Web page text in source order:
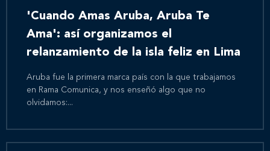
'Cuando Amas Aruba, Aruba Te
Ama': así organizamos el
relanzamiento de la isla feliz en Lima
Aruba fue la primera marca país con la que trabajamos
en Rama Comunica, y nos enseñó algo que no
olvidamos:...